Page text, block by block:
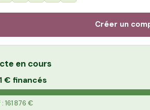
Créer un
en cours
€ financés
161 876 €